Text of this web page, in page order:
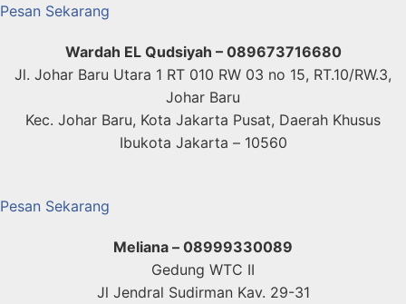
Pesan Sekarang
Wardah EL Qudsiyah – 089673716680
Jl. Johar Baru Utara 1 RT 010 RW 03 no 15, RT.10/RW.3,
Johar Baru
Kec. Johar Baru, Kota Jakarta Pusat, Daerah Khusus
Ibukota Jakarta – 10560
Pesan Sekarang
Meliana – 08999330089
Gedung WTC II
Jl Jendral Sudirman Kav. 29-31